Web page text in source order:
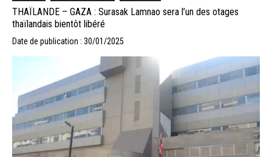
THAÏLANDE – GAZA : Surasak Lamnao sera l’un des otages
thaïlandais bientôt libéré
Date de publication : 30/01/2025